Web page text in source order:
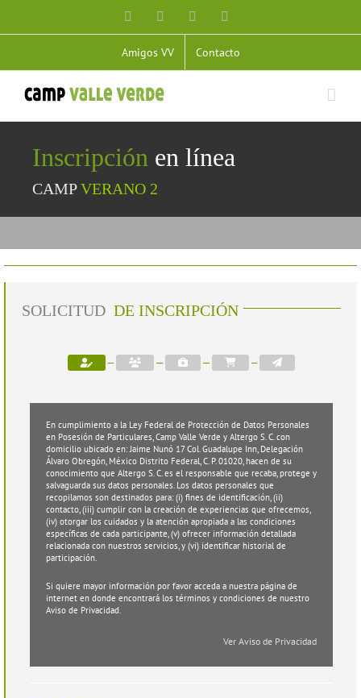
Facebook YouTube
Amigos VV Contacto
Inscripción en línea
CAMPVERANO 2
SOLICITUD DE INSCRIPCIÓN
Current
Datos
Datos
Información
y
de
Salud
Extras
Pagos
Último
En cumplimiento a la Ley Federal de Protección de Datos Personales
en Posesión de Particulares, Camp Valle Verde y Altergo S. C. con
domicilio ubicado en: Jaime Nunó 17 Col. Guadalupe Inn, Delegación
Álvaro Obregón, México Distrito Federal, C. P. 01020, hacen de su
conocimiento que Altergo S. C. es el responsable que recaba, protege y
salvaguarda sus datos personales. Los datos personales que
recopilamos son destinados para: (i) fines de identificación, (ii)
contacto, (iii) cumplir con la creación de experiencias que ofrecemos,
(iv) otorgar los cuidados y la atención apropiada a las condiciones
específicas de cada participante, (v) ofrecer información detallada
relacionada con nuestros servicios, y (vi) identificar historial de
participación.
Si quiere mayor información por favor acceda a nuestra página de
internet en donde encontrará los términos y condiciones de nuestro
Aviso de Privacidad.
Ver Aviso de Privacidad